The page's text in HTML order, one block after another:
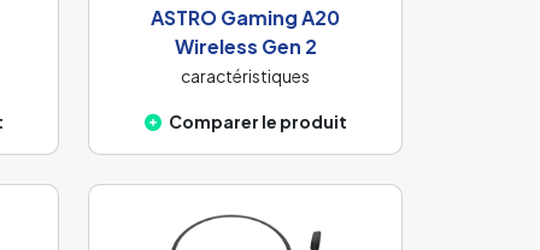
ASTRO Gaming A20
Wireless Gen 2
caractéristiques
Comparer le produit